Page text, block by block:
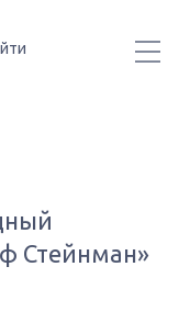
Стейнман»